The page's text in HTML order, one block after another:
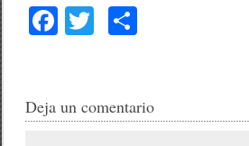
F
e
er p
Deja un comentario